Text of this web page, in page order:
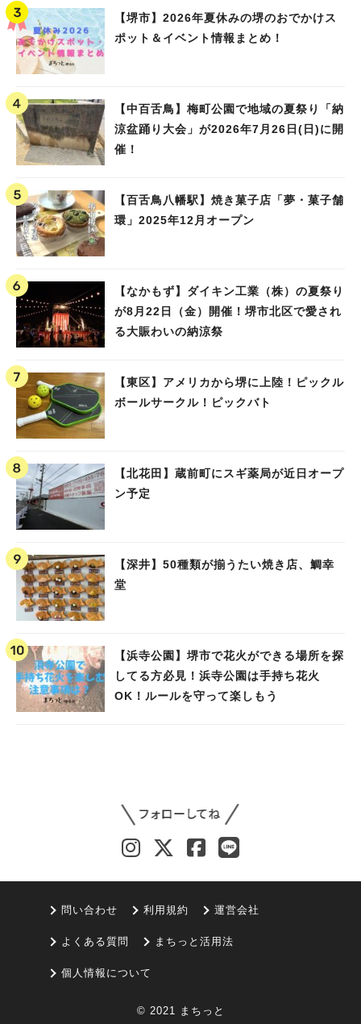
【堺市】2026年夏休みの堺のおでかけス
ポット＆イベント情報まとめ！
【中百舌鳥】梅町公園で地域の夏祭り「納
涼盆踊り大会」が2026年7月26日(日)に開
催！
【百舌鳥八幡駅】焼き菓子店「夢・菓子舗
環」2025年12月オープン
【なかもず】ダイキン工業（株）の夏祭り
が8月22日（金）開催！堺市北区で愛され
る大賑わいの納涼祭
【東区】アメリカから堺に上陸！ピックル
ボールサークル！ピックバト
【北花田】蔵前町にスギ薬局が近日オープ
ン予定
【深井】50種類が揃うたい焼き店、鯛幸
堂
【浜寺公園】堺市で花火ができる場所を探
してる方必見！浜寺公園は手持ち花火
OK！ルールを守って楽しもう
問い合わせ 利用規約 運営会社
よくある質問 まちっと活用法
個人情報について
© 2021 まちっと